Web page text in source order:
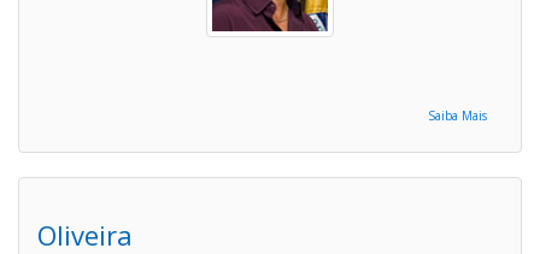
Saiba Mais
Oliveira